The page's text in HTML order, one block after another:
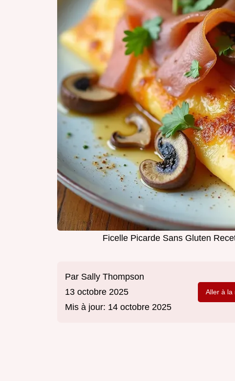
Ficelle Picarde Sans Gluten
Par Sally Thompson
13 octobre 2025
Mis à jour: 14 octobre 2025
Aller à la